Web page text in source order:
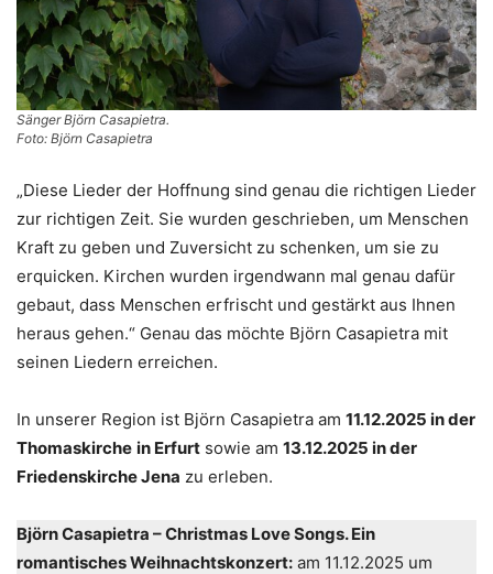
Sänger Björn Casapietra.
Foto: Björn Casapietra
„Diese Lieder der Hoffnung sind genau die richtigen Lieder
zur richtigen Zeit. Sie wurden geschrieben, um Menschen
Kraft zu geben und Zuversicht zu schenken, um sie zu
erquicken. Kirchen wurden irgendwann mal genau dafür
gebaut, dass Menschen erfrischt und gestärkt aus Ihnen
heraus gehen.“ Genau das möchte Björn Casapietra mit
seinen Liedern erreichen.
In unserer Region ist Björn Casapietra am 11.12.2025 in der
Thomaskirche in Erfurt sowie am 13.12.2025 in der
Friedenskirche Jena zu erleben.
Björn Casapietra – Christmas Love Songs. Ein
romantisches Weihnachtskonzert: am 11.12.2025 um